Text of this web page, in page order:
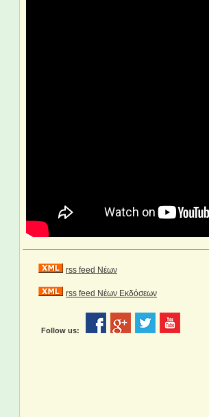
rss feed Νέων
rss feed Νέων Εκδόσεων
Follow us: